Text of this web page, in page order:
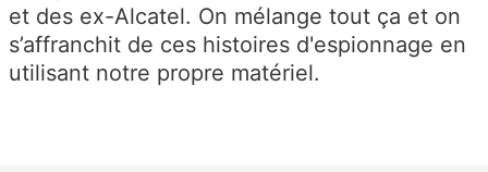
et des ex-Alcatel. On mélange tout ça et on
s’affranchit de ces histoires d'espionnage en
utilisant notre propre matériel.